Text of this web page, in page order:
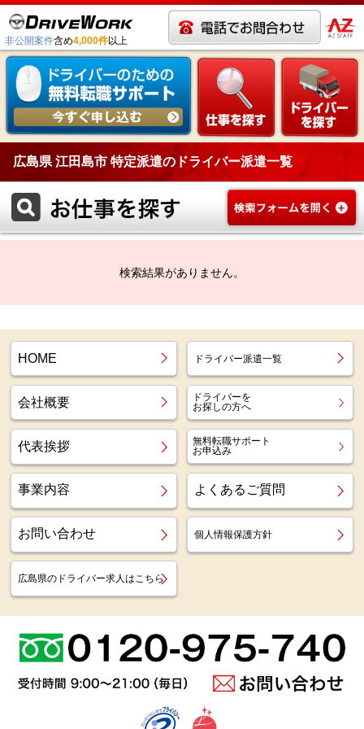
非公開案件含め4,000件以上
広島県 江田島市 特定派遣のドライバー派遣一覧
検索結果がありません。
HOME ドライバー派遣一覧
会社概要
ドライバーを
お探しの方へ
代表挨拶
無料転職サポート
お申込み
事業内容 よくあるご質問
お問い合わせ 個人情報保護方針
広島県のドライバー求人はこちら